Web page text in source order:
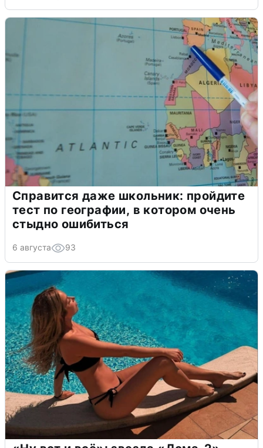
Справится даже школьник: пройдите
тест по географии, в котором очень
стыдно ошибиться
6 августа 93